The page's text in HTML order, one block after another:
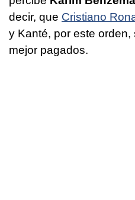
decir, que Cristiano
y Kanté, por este
mejor pagados.